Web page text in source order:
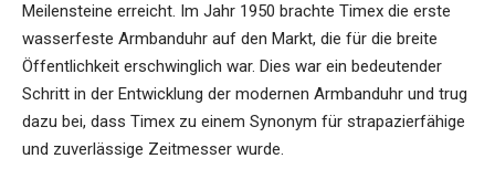
Meilensteine erreicht. Im Jahr 1950 brachte Timex die erste
wasserfeste Armbanduhr auf den Markt, die für die breite
Öffentlichkeit erschwinglich war. Dies war ein bedeutender
Schritt in der Entwicklung der modernen Armbanduhr und trug
dazu bei, dass Timex zu einem Synonym für strapazierfähige
und zuverlässige Zeitmesser wurde.